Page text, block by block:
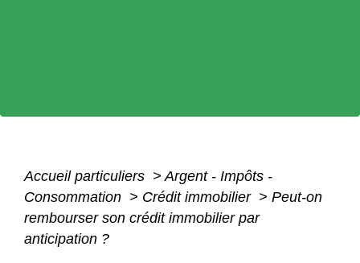
Accueil particuliers > Argent - Impôts -
Consommation > Crédit immobilier > Peut-on
rembourser son crédit immobilier par
anticipation ?